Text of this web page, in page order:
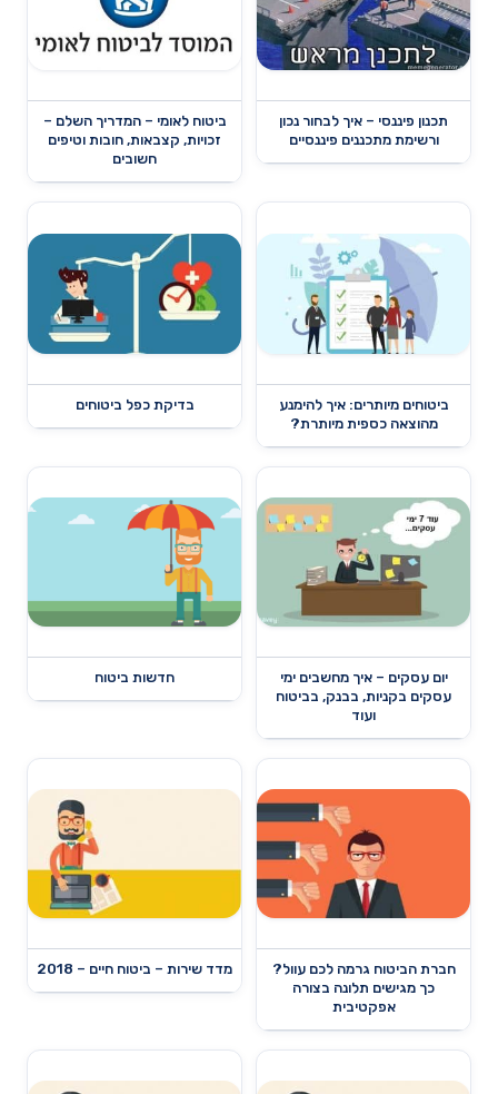
תכנון פיננסי – איך לבחור נכון
ורשימת מתכננים פיננסיים
ביטוח לאומי – המדריך השלם –
זכויות, קצבאות, חובות וטיפים
חשובים
ביטוחים מיותרים: איך להימנע
מהוצאה כספית מיותרת?
בדיקת כפל ביטוחים
יום עסקים – איך מחשבים ימי
עסקים בקניות, בבנק, בביטוח
ועוד
חדשות ביטוח
חברת הביטוח גרמה לכם עוול?
כך מגישים תלונה בצורה
אפקטיבית
מדד שירות – ביטוח חיים – 2018